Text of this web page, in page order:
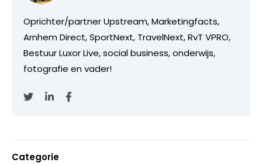
Oprichter/partner Upstream, Marketingfacts,
Arnhem Direct, SportNext, TravelNext, RvT VPRO,
Bestuur Luxor Live, social business, onderwijs,
fotografie en vader!
Categorie